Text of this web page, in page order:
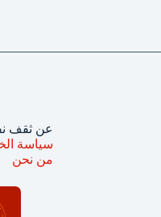
عن ثقف
سياسة
من نحن